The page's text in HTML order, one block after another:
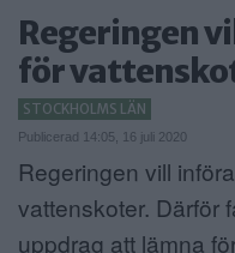
KONTAKT
SAMARBETEN
NÄRINGSLIV
Regeringen
för
STOCKHOLMS LÄN
Publicerad 14:05, 16 juli 2020
Regeringen vill
vattenskoter. Därför
uppdrag att lämna